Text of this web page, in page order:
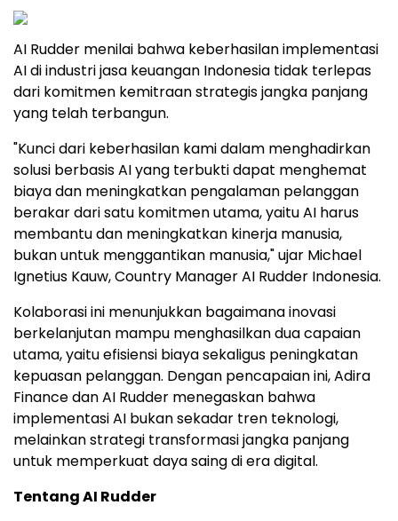
AI Rudder menilai bahwa keberhasilan implementasi
AI di industri jasa keuangan Indonesia tidak terlepas
dari komitmen kemitraan strategis jangka panjang
yang telah terbangun.
"Kunci dari keberhasilan kami dalam menghadirkan
solusi berbasis AI yang terbukti dapat menghemat
biaya dan meningkatkan pengalaman pelanggan
berakar dari satu komitmen utama, yaitu AI harus
membantu dan meningkatkan kinerja manusia,
bukan untuk menggantikan manusia," ujar Michael
Ignetius Kauw, Country Manager AI Rudder Indonesia.
Kolaborasi ini menunjukkan bagaimana inovasi
berkelanjutan mampu menghasilkan dua capaian
utama, yaitu efisiensi biaya sekaligus peningkatan
kepuasan pelanggan. Dengan pencapaian ini, Adira
Finance dan AI Rudder menegaskan bahwa
implementasi AI bukan sekadar tren teknologi,
melainkan strategi transformasi jangka panjang
untuk memperkuat daya saing di era digital.
Tentang AI Rudder